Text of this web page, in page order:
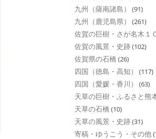
九州（薩南諸島） (91)
九州（鹿児島県） (261)
佐賀の巨樹・さが名木１
佐賀の風景・史跡(102)
佐賀県の石橋 (26)
四国（徳島・高知） (117)
四国（愛媛・香川） (63)
天草の巨樹・ふるさと熊
天草の石橋 (10)
天草の風景・史跡(31)
寄稿・ゆうこう・その他